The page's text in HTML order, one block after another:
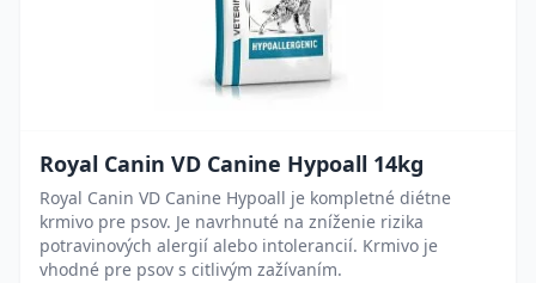
Royal Canin VD Canine Hypoall 14kg
Royal Canin VD Canine Hypoall je kompletné diétne
krmivo pre psov. Je navrhnuté na zníženie rizika
potravinových alergií alebo intolerancií. Krmivo je
vhodné pre psov s citlivým zažívaním.